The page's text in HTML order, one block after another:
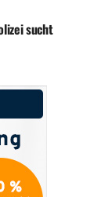
sucht